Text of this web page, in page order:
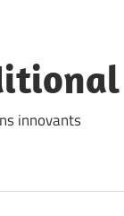
innovants